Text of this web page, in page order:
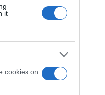
it
cookies on